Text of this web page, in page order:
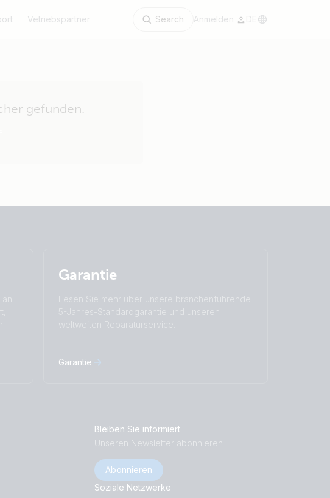
Vetriebspartner Search Anmelden DE
gefunden.
Garantie
Lesen Sie mehr über unsere branchenführende
5-Jahres-Standardgarantie und unseren
weltweiten Reparaturservice.
Garantie
Bleiben Sie informiert
Unseren Newsletter abonnieren
Abonnieren
Soziale Netzwerke